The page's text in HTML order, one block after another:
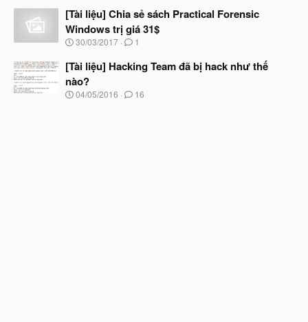
ầ
u
à
b
ắ
đ
ầ
u
[Tài liệu] Chia sẻ sách Practical Forensic
Windows trị giá 31$
N
à
y
b
ắ
30/03/2017 1
[Tài liệu] Hacking Team đã bị hack như thế
nào?
N
04/05/2016 16